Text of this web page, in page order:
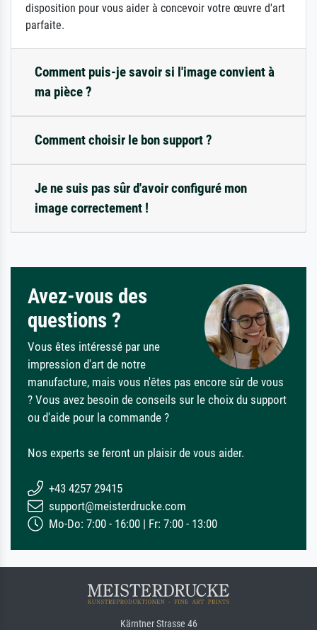
disposition pour vous aider à concevoir votre œuvre d'art
parfaite.
Comment puis-je savoir si l'image convient à
ma pièce ?
Comment choisir le bon support ?
Je ne suis pas sûr d'avoir configuré mon
image correctement !
Avez-vous des
questions ?
Vous êtes intéressé par une
impression d'art de notre
manufacture, mais vous n'êtes pas encore sûr de vous
? Vous avez besoin de conseils sur le choix du support
ou d'aide pour la commande ?
Nos experts se feront un plaisir de vous aider.
+43 4257 29415
support@meisterdrucke.com
Mo-Do: 7:00 - 16:00 | Fr: 7:00 - 13:00
Kärntner Strasse 46